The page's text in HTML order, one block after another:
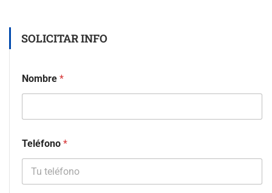
SOLICITAR INFO
Nombre *
Teléfono *